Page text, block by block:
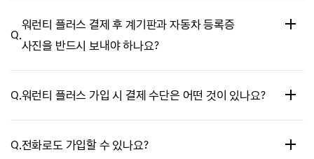
혜택입니다.
이외에도 ‘일반 부품+엔진·미션 부품’ 옵션 선택 시 10% 할인받을 수
있는 콤비네이션 할인도 있으며, 위 두 할인 혜택은 중복으로
적용받으실 수 있습니다.
Q.
워런티 플러스 결제 후 계기판과 자동차 등록증
사진을 반드시 보내야 하나요?
제네시스 커넥티드 연동 차량은 주행 거리 정보 제공에 동의한 차량이라
사진을 보내실 필요가 없습니다.
커넥티드 미연동 차량 등 주행 거리 확인이 어려운 차량은 상품 페이지
Q.워런티 플러스 가입 시 결제 수단은 어떤 것이 있나요?
· 전액 포인트 결제
Q.전화로도 가입할 수 있나요?